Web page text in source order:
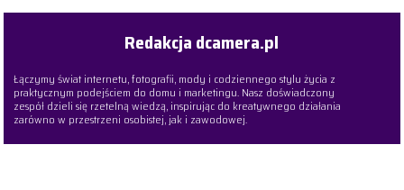
Redakcja dcamera.pl
Łączymy świat internetu, fotografii, mody i codziennego stylu życia z
praktycznym podejściem do domu i marketingu. Nasz doświadczony
zespół dzieli się rzetelną wiedzą, inspirując do kreatywnego działania
zarówno w przestrzeni osobistej, jak i zawodowej.